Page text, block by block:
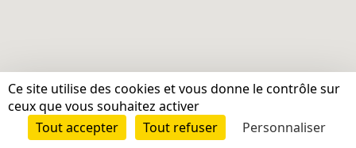
Ce site utilise des cookies et vous donne le contrôle sur
ceux que vous souhaitez activer
Tout accepter
Tout refuser Personnaliser